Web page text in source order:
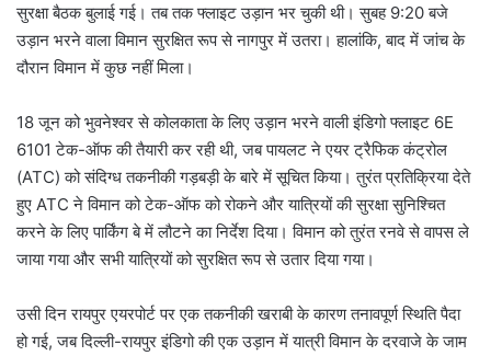
सुरक्षा बैठक बुलाई गई। तब तक फ्लाइट उड़ान भर चुकी थी। सुबह 9:20 बजे
उड़ान भरने वाला विमान सुरक्षित रूप से नागपुर में उतरा। हालांकि, बाद में जांच के
दौरान विमान में कुछ नहीं मिला।
18 जून को भुवनेश्वर से कोलकाता के लिए उड़ान भरने वाली इंडिगो फ्लाइट 6E
6101 टेक-ऑफ की तैयारी कर रही थी, जब पायलट ने एयर ट्रैफिक कंट्रोल
(ATC) को संदिग्ध तकनीकी गड़बड़ी के बारे में सूचित किया। तुरंत प्रतिक्रिया देते
हुए ATC ने विमान को टेक-ऑफ को रोकने और यात्रियों की सुरक्षा सुनिश्चित
करने के लिए पार्किंग बे में लौटने का निर्देश दिया। विमान को तुरंत रनवे से वापस ले
जाया गया और सभी यात्रियों को सुरक्षित रूप से उतार दिया गया।
उसी दिन रायपुर एयरपोर्ट पर एक तकनीकी खराबी के कारण तनावपूर्ण स्थिति पैदा
हो गई, जब दिल्ली-रायपुर इंडिगो की एक उड़ान में यात्री विमान के दरवाजे के जाम